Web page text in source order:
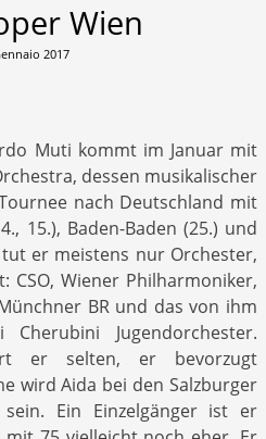
Wien
2017
Muti kommt im Januar mit
dessen musikalischer
nach Deutschland mit
15.), Baden-Baden (25.) und
er meistens nur Orchester,
Wiener Philharmoniker,
BR und das von ihm
Jugendorchester.
er selten, er bevorzugt
wird Aida bei den Salzburger
Ein Einzelgänger ist er